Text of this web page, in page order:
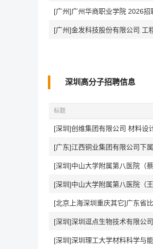
[广州]广州华商职业学院 2026招
[广州]金发科技股份有限公司 工
深圳高分子招聘信息
标题
[深圳]创维集团有限公司 材料设
[广东]江西铜业集团有限公司下
[深圳]中山大学附属第八医院（
[深圳]中山大学附属第八医院（
[北京上海深圳重庆其它]广东省
[深圳]深圳逗点生物技术有限公
[深圳]深圳理工大学材料科学与